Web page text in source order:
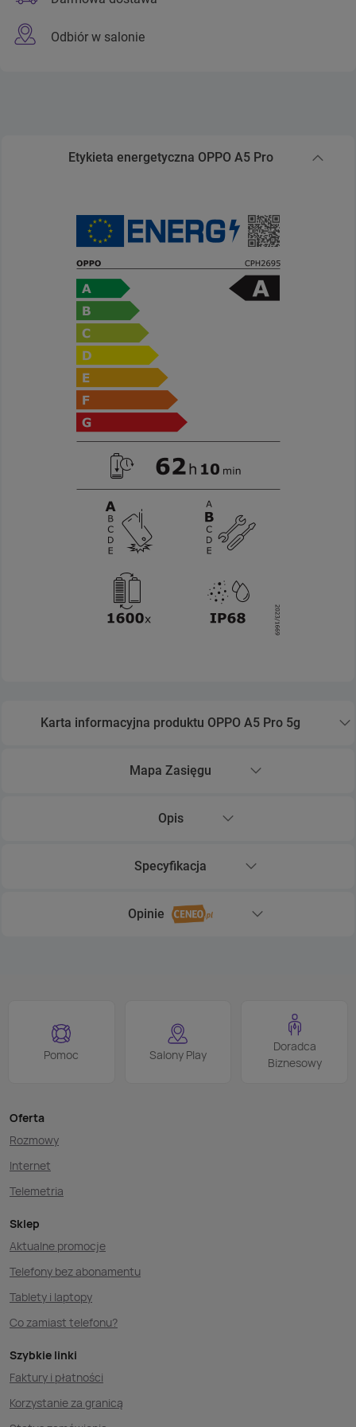
Odbiór w salonie
Etykieta energetyczna OPPO A5 Pro
Zwiń sekcję Etykieta energetyczna OPPO A5 Pro
Karta informacyjna produktu OPPO A5 Pro 5g
Rozwiń sekcję Karta informacyjna produktu OPPO A5
Mapa Zasięgu
Rozwiń sekcję Mapa Zasięgu
Opis
Rozwiń sekcję Opis
Specyfikacja
Rozwiń sekcję Specyfikacja
Opinie
Rozwiń sekcję Opinie
Pomoc Salony Play
Doradca
Biznesowy
Oferta
Rozmowy
Internet
Telemetria
Sklep
Aktualne promocje
Telefony bez abonamentu
Tablety i laptopy
Co zamiast telefonu?
Szybkie linki
Faktury i płatności
Korzystanie za granicą